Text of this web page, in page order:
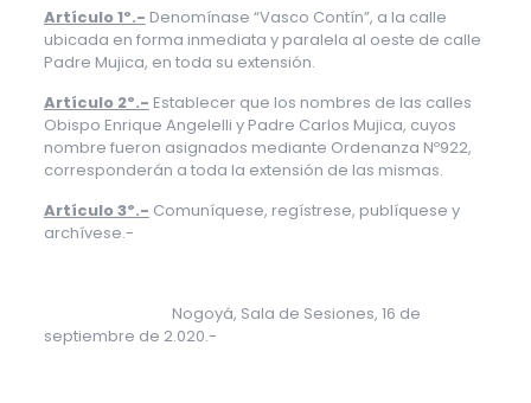
Artículo 1º.- Denomínase “Vasco Contín”, a la calle
ubicada en forma inmediata y paralela al oeste de calle
Padre Mujica, en toda su extensión.
Artículo 2º.- Establecer que los nombres de las calles
Obispo Enrique Angelelli y Padre Carlos Mujica, cuyos
nombre fueron asignados mediante Ordenanza Nº922,
corresponderán a toda la extensión de las mismas.
Artículo 3º.- Comuníquese, regístrese, publíquese y
archívese.-
Nogoyá, Sala de Sesiones, 16 de
septiembre de 2.020.-